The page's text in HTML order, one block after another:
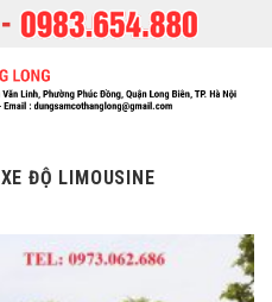
XE ĐỘ LIMOUSINE